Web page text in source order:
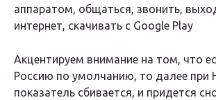
аппаратом, общаться, звонить,
интернет, скачивать с Google Play
Акцентируем внимание на том, что
Россию по умолчанию, то далее при
показатель сбивается, и придется